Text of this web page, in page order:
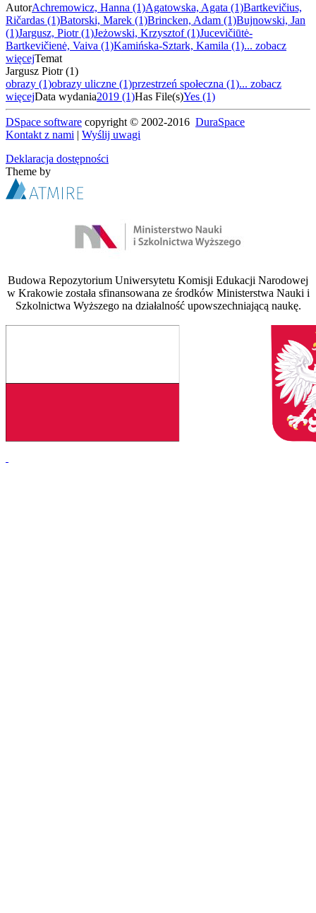
AutorAchremowicz, Hanna (1)Agatowska, Agata (1)Bartkevičius,
Ričardas (1)Batorski, Marek (1)Brincken, Adam (1)Bujnowski, Jan
(1)Jargusz, Piotr (1)Jeżowski, Krzysztof (1)Jucevičiūtė-
Bartkevičienė, Vaiva (1)Kamińska-Sztark, Kamila (1)... zobacz
więcejTemat
Jargusz Piotr (1)
obrazy (1)obrazy uliczne (1)przestrzeń społeczna (1)... zobacz
więcejData wydania2019 (1)Has File(s)Yes (1)
DSpace software copyright © 2002-2016 DuraSpace
Kontakt z nami | Wyślij uwagi
Deklaracja dostępności
Theme by
Budowa Repozytorium Uniwersytetu Komisji Edukacji Narodowej
w Krakowie została sfinansowana ze środków Ministerstwa Nauki i
Szkolnictwa Wyższego na działalność upowszechniającą naukę.